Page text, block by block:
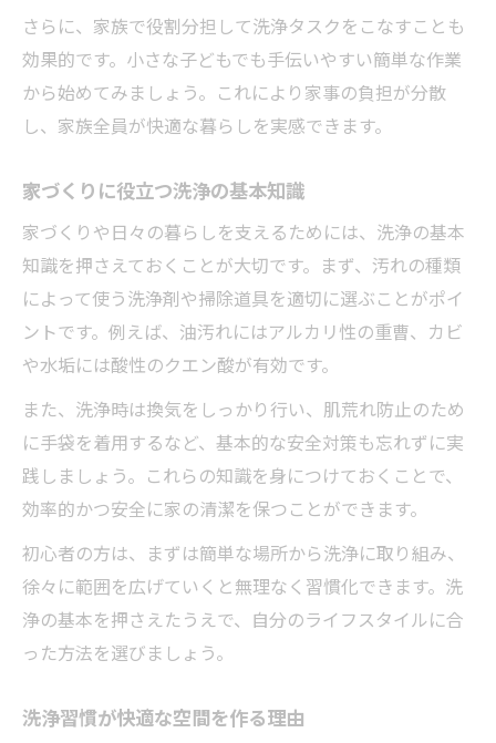
さらに、家族で役割分担して洗浄タスクをこなすことも
効果的です。小さな子どもでも手伝いやすい簡単な作業
から始めてみましょう。これにより家事の負担が分散
し、家族全員が快適な暮らしを実感できます。
家づくりに役立つ洗浄の基本知識
家づくりや日々の暮らしを支えるためには、洗浄の基本
知識を押さえておくことが大切です。まず、汚れの種類
によって使う洗浄剤や掃除道具を適切に選ぶことがポイ
ントです。例えば、油汚れにはアルカリ性の重曹、カビ
や水垢には酸性のクエン酸が有効です。
また、洗浄時は換気をしっかり行い、肌荒れ防止のため
に手袋を着用するなど、基本的な安全対策も忘れずに実
践しましょう。これらの知識を身につけておくことで、
効率的かつ安全に家の清潔を保つことができます。
初心者の方は、まずは簡単な場所から洗浄に取り組み、
徐々に範囲を広げていくと無理なく習慣化できます。洗
浄の基本を押さえたうえで、自分のライフスタイルに合
った方法を選びましょう。
洗浄習慣が快適な空間を作る理由